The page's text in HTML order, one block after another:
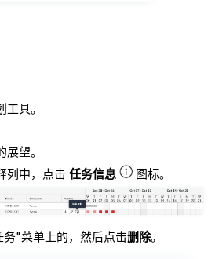
具。
望。
列中，点击 任务信息 图标。
务"菜单上的，然后点击删除。